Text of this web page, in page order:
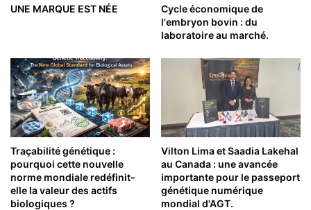
UNE MARQUE EST NÉE
Cycle économique de
l'embryon bovin : du
laboratoire au marché.
Traçabilité génétique :
pourquoi cette nouvelle
norme mondiale redéfinit-
elle la valeur des actifs
biologiques ?
Vilton Lima et Saadia Lakehal
au Canada : une avancée
importante pour le passeport
génétique numérique
mondial d'AGT.